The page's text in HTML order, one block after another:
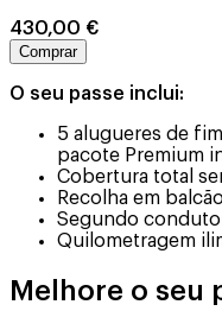
430,00 €
Comprar
O seu passe inclui:
5 alugueres de
pacote Premium
Cobertura total
Recolha em
Segundo
Quilometragem
Melhore o seu